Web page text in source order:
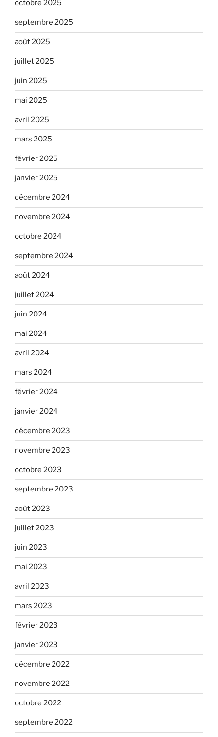
octobre 2025
septembre 2025
août 2025
juillet 2025
juin 2025
mai 2025
avril 2025
mars 2025
février 2025
janvier 2025
décembre 2024
novembre 2024
octobre 2024
septembre 2024
août 2024
juillet 2024
juin 2024
mai 2024
avril 2024
mars 2024
février 2024
janvier 2024
décembre 2023
novembre 2023
octobre 2023
septembre 2023
août 2023
juillet 2023
juin 2023
mai 2023
avril 2023
mars 2023
février 2023
janvier 2023
décembre 2022
novembre 2022
octobre 2022
septembre 2022